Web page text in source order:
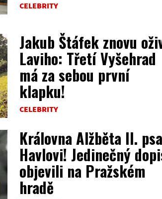
CELEBRITY
Jakub Štáfek znovu
Laviho: Třetí Vyšehrad
má za sebou první
klapku!
CELEBRITY
Královna Alžběta II.
Havlovi! Jedinečný
objevili na Pražském
hradě